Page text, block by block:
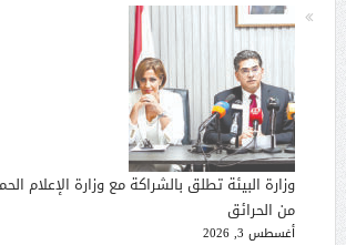
وزارة البيئة تطلق بالشراكة مع وزارة الإعلام
من الحرائق
أغسطس 3, 2026